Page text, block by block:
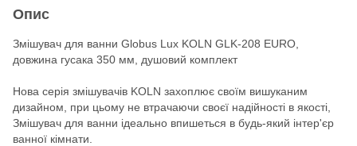
Опис
Змішувач для ванни Globus Lux KOLN GLK-208 EURO,
довжина гусака 350 мм, душовий комплект
Нова серія змішувачів KOLN захоплює своїм вишуканим
дизайном, при цьому не втрачаючи своєї надійності в якості,
Змішувач для ванни ідеально впишеться в будь-який інтер'єр
ванної кімнати.